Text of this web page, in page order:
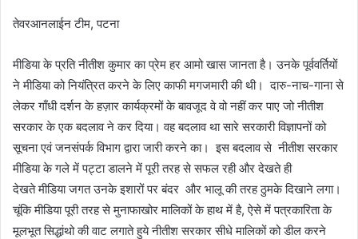
तेवरआनलाईन टीम, पटना
मीडिया के प्रति नीतीश कुमार का प्रेम हर आमो खास जानता है। उनके पूर्ववर्तियों
ने मीडिया को नियंत्रित करने के लिए काफी मगजमारी की थी। दारु-नाच-गाना से
लेकर गाँधी दर्शन के हज़ार कार्यक्रमों के बावजूद वे वो नहीं कर पाए जो नीतीश
सरकार के एक बदलाव ने कर दिया। वह बदलाव था सारे सरकारी विज्ञापनों को
सूचना एवं जनसंपर्क विभाग द्वारा जारी करने का। इस बदलाव से नीतीश सरकार
मीडिया के गले में पट्टा डालने में पूरी तरह से सफल रही और देखते ही
देखते मीडिया जगत उनके इशारों पर बंदर और भालू की तरह ठुमके दिखाने लगा।
चूंकि मीडिया पूरी तरह से मुनाफाखोर मालिकों के हाथ में है, ऐसे में पत्रकारिता के
मूलभूत सिद्धांथो की वाट लगाते हुये नीतीश सरकार सीधे मालिकों को डील करने